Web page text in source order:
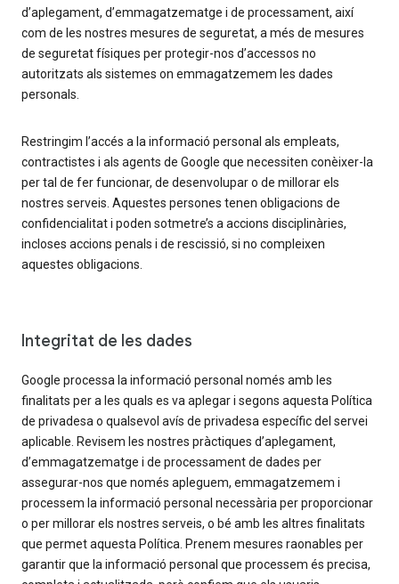
d’aplegament, d’emmagatzematge i de processament, així
com de les nostres mesures de seguretat, a més de mesures
de seguretat físiques per protegir-nos d’accessos no
autoritzats als sistemes on emmagatzemem les dades
personals.
Restringim l’accés a la informació personal als empleats,
contractistes i als agents de Google que necessiten conèixer-la
per tal de fer funcionar, de desenvolupar o de millorar els
nostres serveis. Aquestes persones tenen obligacions de
confidencialitat i poden sotmetre’s a accions disciplinàries,
incloses accions penals i de rescissió, si no compleixen
aquestes obligacions.
Integritat de les dades
Google processa la informació personal només amb les
finalitats per a les quals es va aplegar i segons aquesta Política
de privadesa o qualsevol avís de privadesa específic del servei
aplicable. Revisem les nostres pràctiques d’aplegament,
d’emmagatzematge i de processament de dades per
assegurar-nos que només apleguem, emmagatzemem i
processem la informació personal necessària per proporcionar
o per millorar els nostres serveis, o bé amb les altres finalitats
que permet aquesta Política. Prenem mesures raonables per
garantir que la informació personal que processem és precisa,